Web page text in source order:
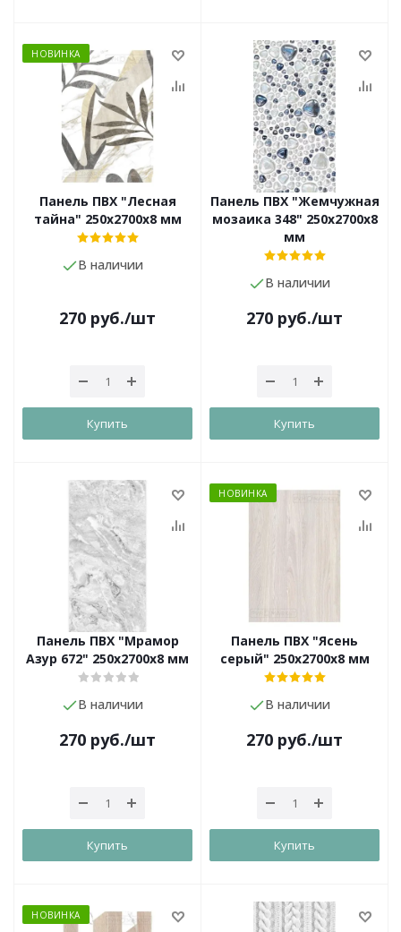
НОВИНКА
Панель ПВХ "Лесная
тайна" 250х2700х8 мм
В наличии
270 руб./шт
Купить
Панель ПВХ "Жемчужная
мозаика 348" 250х2700х8
мм
В наличии
270 руб./шт
Купить
Панель ПВХ "Мрамор
Азур 672" 250х2700х8 мм
В наличии
270 руб./шт
Купить
НОВИНКА
Панель ПВХ "Ясень
серый" 250х2700х8 мм
В наличии
270 руб./шт
Купить
НОВИНКА